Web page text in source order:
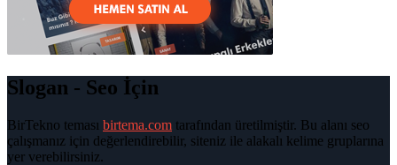
Slogan - Seo İçin
BirTekno teması birtema.com tarafından üretilmiştir. Bu alanı seo
çalışmanız için değerlendirebilir, siteniz ile alakalı kelime gruplarına
yer verebilirsiniz.